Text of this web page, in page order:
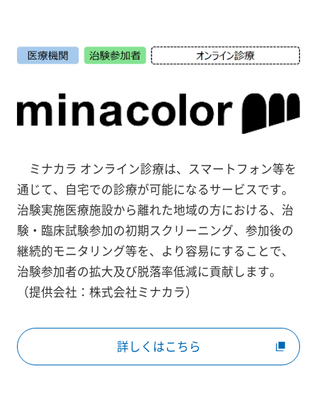
ミナカラ オンライン診療は、スマートフォン等を
通じて、自宅での診療が可能になるサービスです。
治験実施医療施設から離れた地域の方における、治
験・臨床試験参加の初期スクリーニング、参加後の
継続的モニタリング等を、より容易にすることで、
治験参加者の拡大及び脱落率低減に貢献します。
（提供会社：株式会社ミナカラ）
詳しくはこちら